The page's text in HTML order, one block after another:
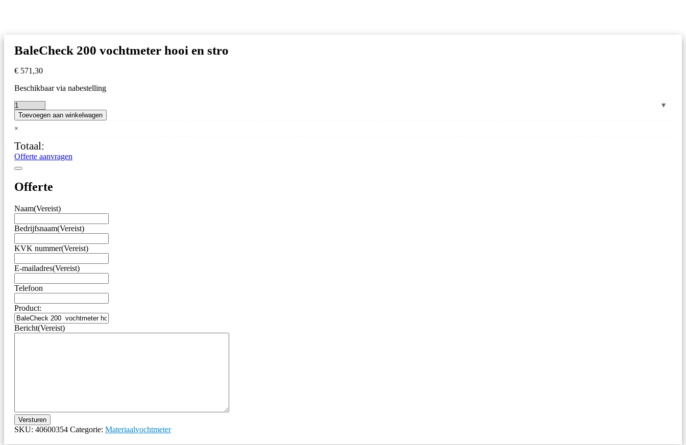
BaleCheck 200 vochtmeter hooi en stro
€ 571,30
Beschikbaar via nabestelling
BaleCheck
200
vochtmeter
en
stro
Toevoegen aan winkelwagen
×
Totaal:
Offerte aanvragen
Offerte
Naam(Vereist)
Bedrijfsnaam(Vereist)
KVK nummer(Vereist)
E-mailadres(Vereist)
Telefoon
Product:
Bericht(Vereist)
Versturen
SKU: 40600354 Categorie: Materiaalvochtmeter